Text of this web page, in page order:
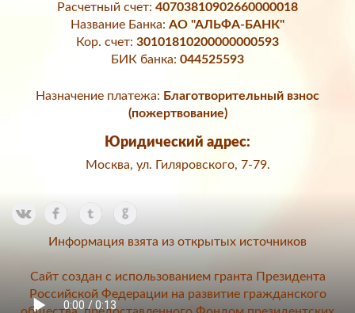
Расчетный счет: 40703810902660000018
Название Банка: АО "АЛЬФА-БАНК"
Кор. счет: 30101810200000000593
БИК банка: 044525593
Назначение платежа: Благотворительный взнос
(пожертвование)
Юридический адрес:
Москва, ул. Гиляровского, 7-79.
Информация взята из открытых источников
Сайт создан с использованием гранта Президента
Российской Федерации на развитие гражданского